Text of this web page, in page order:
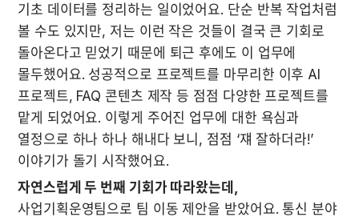
기초 데이터를 정리하는 일이었어요. 단순 반복 작업처럼
볼 수도 있지만, 저는 이런 작은 것들이 결국 큰 기회로
돌아온다고 믿었기 때문에 퇴근 후에도 이 업무에
몰두했어요. 성공적으로 프로젝트를 마무리한 이후 AI
프로젝트, FAQ 콘텐츠 제작 등 점점 다양한 프로젝트를
맡게 되었어요. 이렇게 주어진 업무에 대한 욕심과
열정으로 하나 하나 해내다 보니, 점점 ‘쟤 잘하더라!’
이야기가 돌기 시작했어요.
자연스럽게 두 번째 기회가 따라왔는데,
사업기획운영팀으로 팀 이동 제안을 받았어요. 통신 분야